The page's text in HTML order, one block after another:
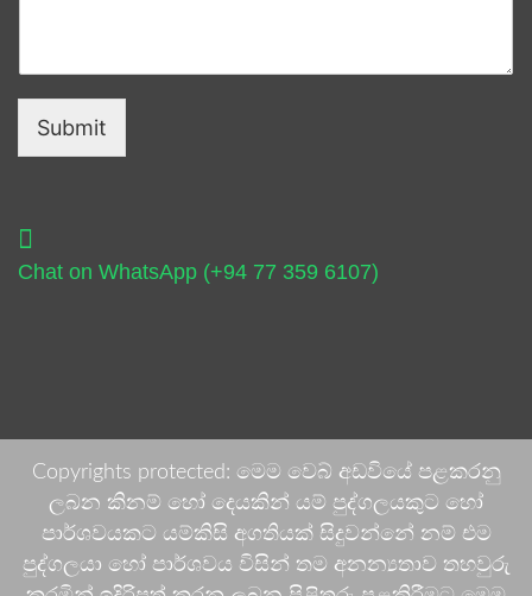
Submit
Chat on WhatsApp (+94 77 359 6107)
Copyrights protected: මෙම වෙබ් අඩවියේ පළකරනු
ලබන කිනම් හෝ දෙයකින් යම් පුද්ගලයකුට හෝ
පාර්ශවයකට යම්කිසි අගතියක් සිදුවන්නේ නම් එම
පුද්ගලයා හෝ පාර්ශවය විසින් තම අනන්‍යතාව තහවුරු